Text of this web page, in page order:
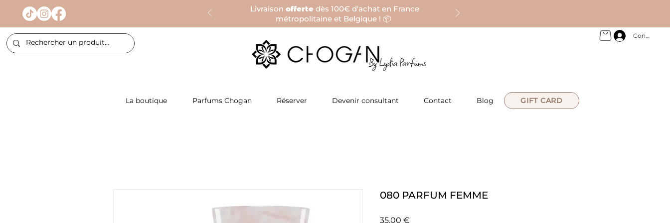
Livraison offertedès 100€ d'achat en France
métropolitaine et Belgique ! 📦
Connexion
GIFT CARD
La boutique Parfums Chogan Réserver Devenir consultant Contact Blog
080 PARFUM FEMME
35,00 €